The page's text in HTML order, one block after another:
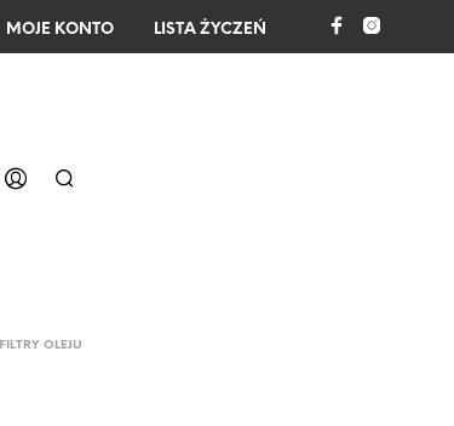
MOJE KONTO LISTA ŻYCZEŃ
FILTRY OLEJU